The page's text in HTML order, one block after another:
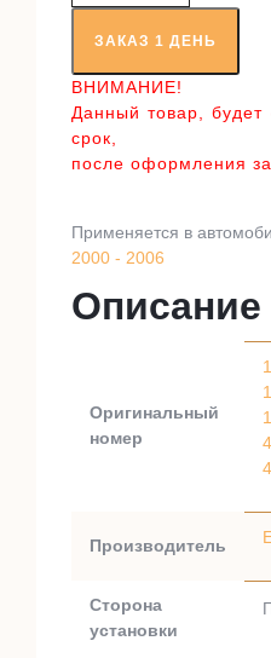
Приводной
валЗАКАЗ 1 ДЕНЬ
ВНИМАНИЕ!
Данный товар, будет
срок,
после оформления
Применяется в
2000 - 2006
Описание
Оригинальный
номер
Производитель
Сторона
установки